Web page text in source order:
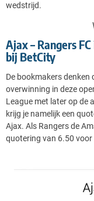
wedstrijd.
Ajax – Rangers
bij BetCity
De bookmakers
overwinning in deze
League met later op de
krijg je namelijk een
Ajax. Als Rangers de
quotering van 6.50 voor